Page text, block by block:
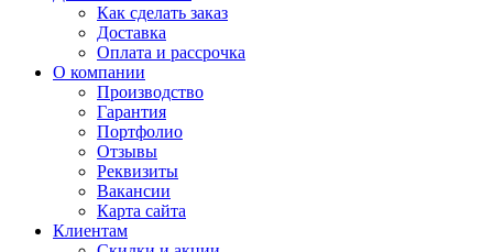
Как сделать заказ
Доставка
Оплата и рассрочка
О компании
Производство
Гарантия
Портфолио
Отзывы
Реквизиты
Вакансии
Карта сайта
Клиентам